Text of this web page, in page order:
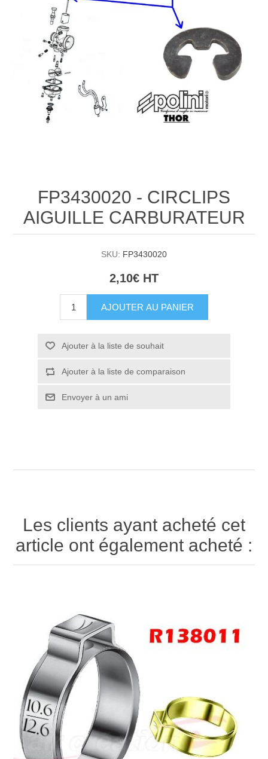
FP3430020 - CIRCLIPS
AIGUILLE CARBURATEUR
SKU: FP3430020
2,10€ HT
AJOUTER AU PANIER
Ajouter à la liste de souhait
Ajouter à la liste de comparaison
Envoyer à un ami
Les clients ayant acheté cet
article ont également acheté :